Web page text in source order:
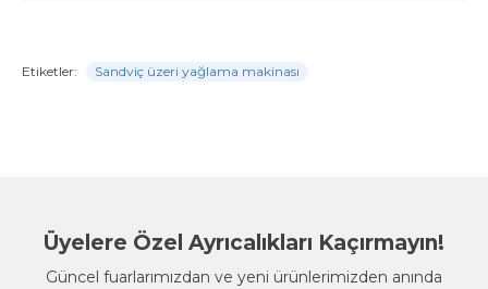
Etiketler: Sandviç üzeri yağlama makinası
Üyelere Özel Ayrıcalıkları Kaçırmayın!
Güncel fuarlarımızdan ve yeni ürünlerimizden anında